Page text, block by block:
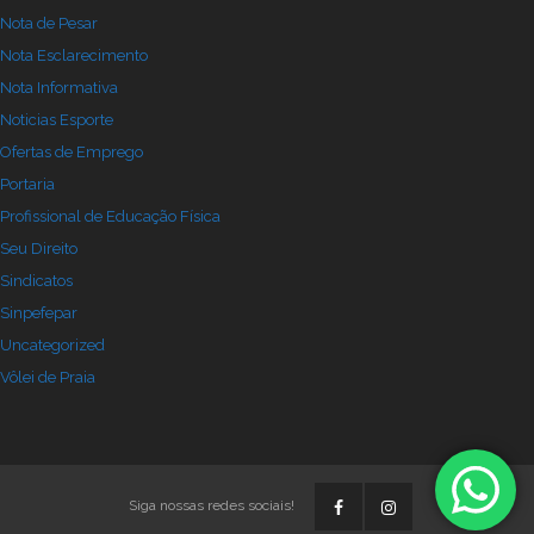
Nota de Pesar
Nota Esclarecimento
Nota Informativa
Noticias Esporte
Ofertas de Emprego
Portaria
Profissional de Educação Física
Seu Direito
Sindicatos
Sinpefepar
Uncategorized
Vôlei de Praia
Siga nossas redes sociais!